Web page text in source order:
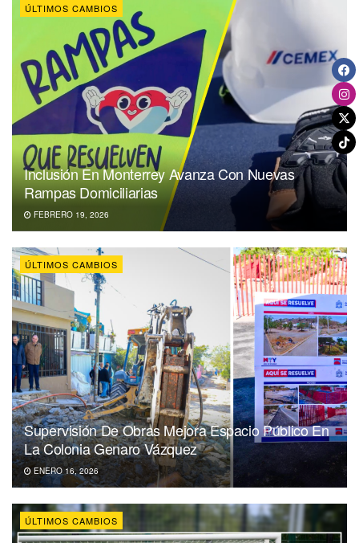
ÚLTIMOS CAMBIOS
Inclusión En Monterrey Avanza Con Nuevas
Rampas Domiciliarias
FEBRERO 19, 2026
ÚLTIMOS CAMBIOS
Supervisión De Obras Mejora Espacio Público En
La Colonia Genaro Vázquez
ENERO 16, 2026
ÚLTIMOS CAMBIOS